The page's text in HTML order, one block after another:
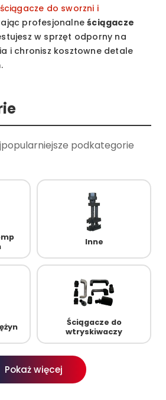
ściągacze do sworzni i
profesjonalneściągacze
w sprzęt odporny na
i chronisz kosztowne detale
podkategorie
Inne
Ściągacze do
wtryskiwaczy
Pokaż więcej